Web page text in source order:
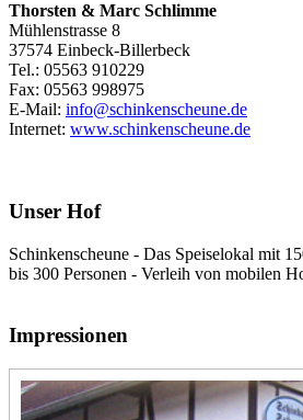
Thorsten & Marc Schlimme
Mühlenstrasse 8
37574 Einbeck-Billerbeck
Tel.: 05563 910229
Fax: 05563 998975
E-Mail: info@schinkenscheune.de
Internet: www.schinkenscheune.de
Unser Hof
Schinkenscheune - Das Speiselokal mit
bis 300 Personen - Verleih von mobilen
Impressionen